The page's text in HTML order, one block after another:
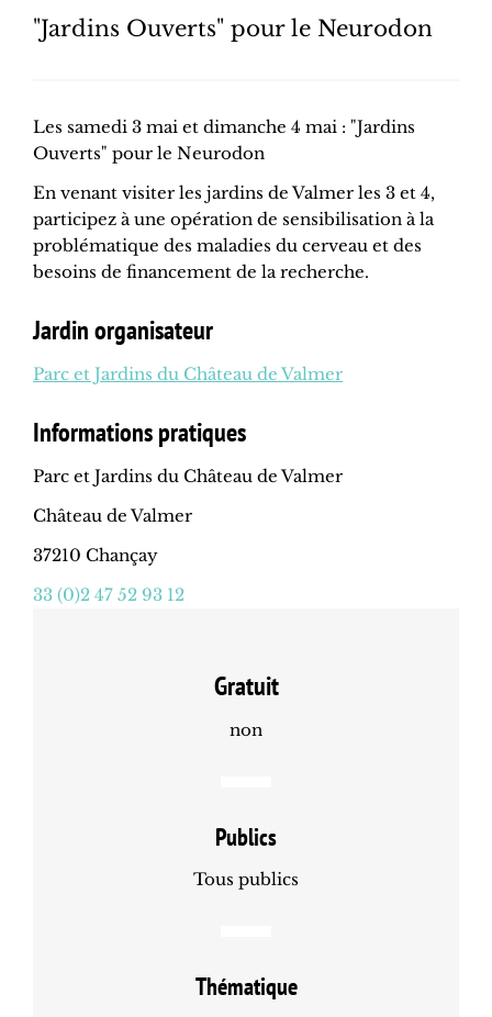
"Jardins Ouverts" pour le Neurodon
Les samedi 3 mai et dimanche 4 mai : "Jardins
Ouverts" pour le Neurodon
En venant visiter les jardins de Valmer les 3 et 4,
participez à une opération de sensibilisation à la
problématique des maladies du cerveau et des
besoins de financement de la recherche.
Jardin organisateur
Parc et Jardins du Château de Valmer
Informations pratiques
Parc et Jardins du Château de Valmer
Château de Valmer
37210 Chançay
33 (0)2 47 52 93 12
Gratuit
non
Publics
Tous publics
Thématique